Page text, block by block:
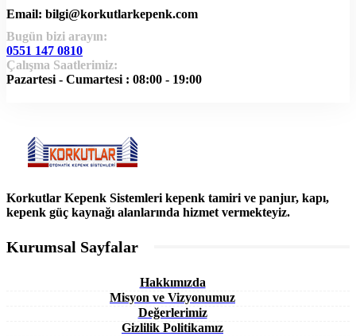
Email: bilgi@korkutlarkepenk.com
Bugün bizi arayın:
0551 147 0810
Çalışma Saatlerimiz:
Pazartesi - Cumartesi : 08:00 - 19:00
Korkutlar Kepenk Sistemleri kepenk tamiri ve panjur, kapı,
kepenk güç kaynağı alanlarında hizmet vermekteyiz.
Kurumsal Sayfalar
Hakkımızda
Misyon ve Vizyonumuz
Değerlerimiz
Gizlilik Politikamız